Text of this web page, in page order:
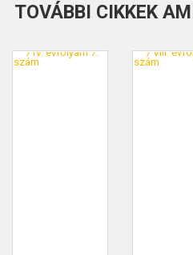
TOVÁBBI CIKKEK